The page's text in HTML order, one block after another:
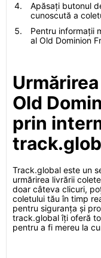
Apăsați butonul
cunoscută a
Pentru informații
al Old Dominion
Old
prin
Track.global este un
urmărirea livrării
doar câteva clicuri,
coletului tău în timp
pentru siguranța și
track.global îți oferă
pentru a fi mereu la